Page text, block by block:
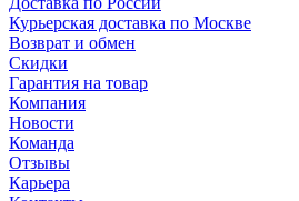
Курьерская доставка по Москве
Возврат и обмен
Скидки
Гарантия на товар
Компания
Новости
Команда
Отзывы
Карьера